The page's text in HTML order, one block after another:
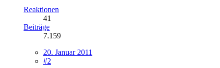
Reaktionen
41
Beiträge
7.159
20. Januar 2011
#2